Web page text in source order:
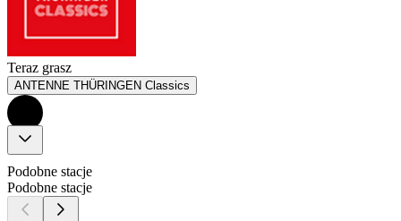
Teraz grasz
ANTENNE THÜRINGEN Classics
Podobne stacje
Podobne stacje